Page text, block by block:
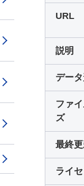
URL
説明
デー
ファ
ズ
最終更
ライ